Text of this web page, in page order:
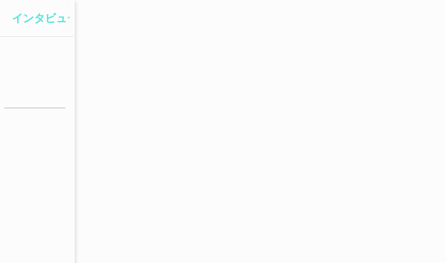
インタビュー